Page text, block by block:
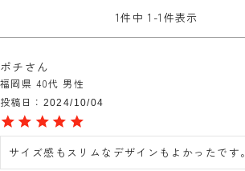
1件中 1 -1 件表示
ポチ
福岡県 40代 男性
投稿日
2024/10/04
サイズ感もスリムなデザインもよかったです。